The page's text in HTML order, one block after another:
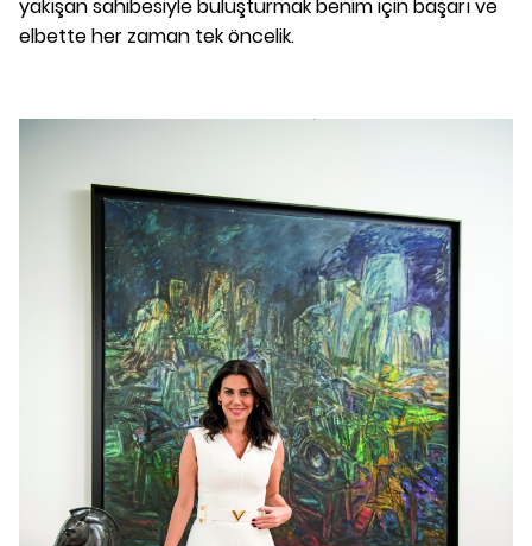
yakışan sahibesiyle buluşturmak benim için başarı ve
elbette her zaman tek öncelik.